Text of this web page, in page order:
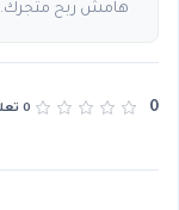
هامش ربح متجرك.
0 0 تعليقات